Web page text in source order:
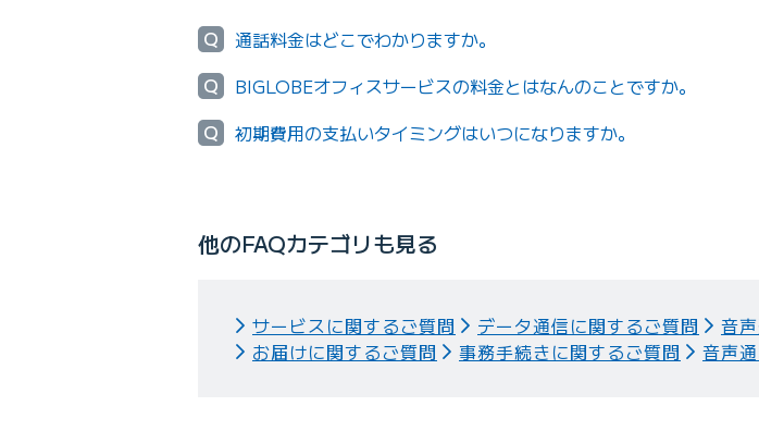
Q
通話料金はどこでわかりますか。
Q
BIGLOBEオフィスサービスの料金とはなんのことですか。
Q
初期費用の支払いタイミングはいつになりますか。
他のFAQカテゴリも見る
サービスに関するご質問 データ通信に関するご質問 音
お届けに関するご質問
事務手続きに関するご質問 音声